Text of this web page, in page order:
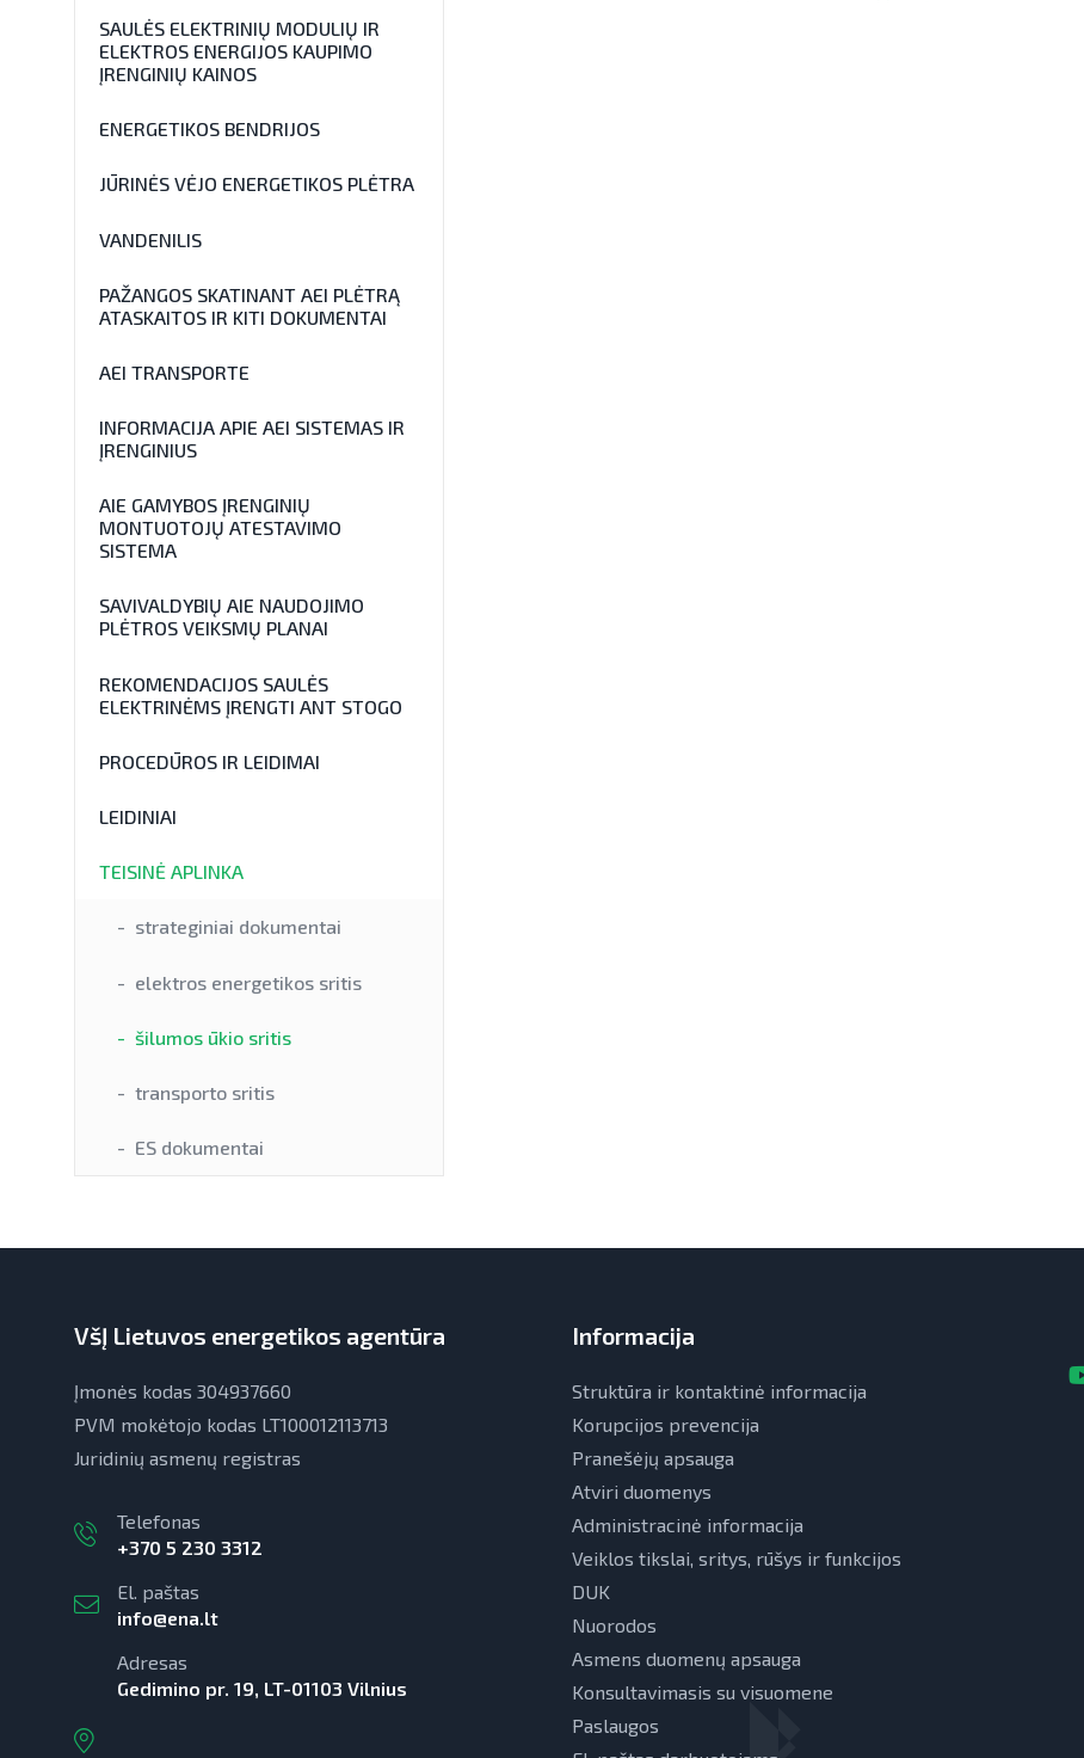
SAULĖS ELEKTRINIŲ MODULIŲ IR
ELEKTROS ENERGIJOS KAUPIMO
ĮRENGINIŲ KAINOS
ENERGETIKOS BENDRIJOS
JŪRINĖS VĖJO ENERGETIKOS PLĖTRA
VANDENILIS
PAŽANGOS SKATINANT AEI PLĖTRĄ
ATASKAITOS IR KITI DOKUMENTAI
AEI TRANSPORTE
INFORMACIJA APIE AEI SISTEMAS IR
ĮRENGINIUS
AIE GAMYBOS ĮRENGINIŲ
MONTUOTOJŲ ATESTAVIMO
SISTEMA
SAVIVALDYBIŲ AIE NAUDOJIMO
PLĖTROS VEIKSMŲ PLANAI
REKOMENDACIJOS SAULĖS
ELEKTRINĖMS ĮRENGTI ANT STOGO
PROCEDŪROS IR LEIDIMAI
LEIDINIAI
TEISINĖ APLINKA
strateginiai dokumentai
elektros energetikos sritis
šilumos ūkio sritis
transporto sritis
ES dokumentai
VšĮ Lietuvos energetikos agentūra
Įmonės kodas 304937660
PVM mokėtojo kodas LT100012113713
Juridinių asmenų registras
Telefonas
+370 5 230 3312
El. paštas
info@ena.lt
Adresas
Gedimino pr. 19, LT-01103 Vilnius
Informacija
Struktūra ir kontaktinė informacija
Korupcijos prevencija
Pranešėjų apsauga
Atviri duomenys
Administracinė informacija
Veiklos tikslai, sritys, rūšys ir funkcijos
DUK
Nuorodos
Asmens duomenų apsauga
Konsultavimasis su visuomene
Paslaugos